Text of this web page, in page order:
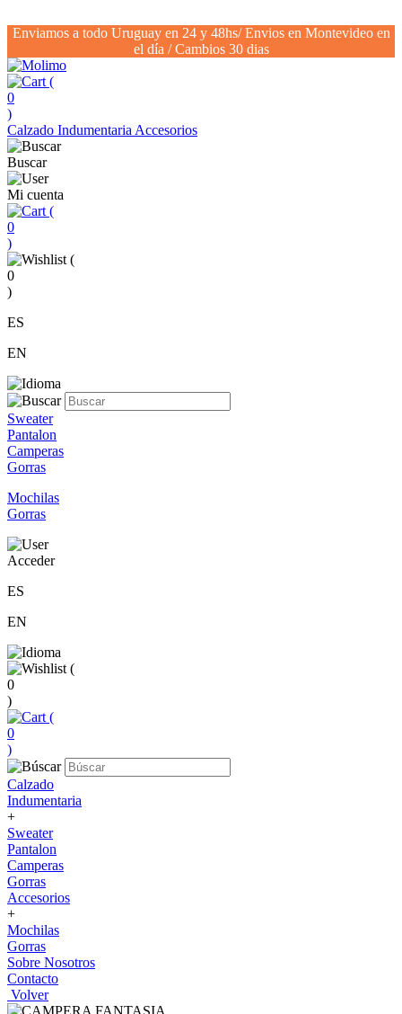
Enviamos a todo Uruguay en 24 y 48hs/ Envios en Montevideo en
el día / Cambios 30 dias
(
0
)
Calzado Indumentaria Accesorios
Buscar
Mi cuenta
(
0
)
(
0
)
ES
EN
Sweater
Pantalon
Camperas
Gorras
Mochilas
Gorras
Acceder
ES
EN
(
0
)
(
0
)
Calzado
Indumentaria
+
Sweater
Pantalon
Camperas
Gorras
Accesorios
+
Mochilas
Gorras
Sobre Nosotros
Contacto
Volver